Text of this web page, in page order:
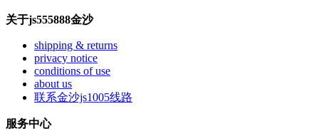
关于js555888金沙
shipping & returns
privacy notice
conditions of use
about us
联系金沙js1005线路
服务中心